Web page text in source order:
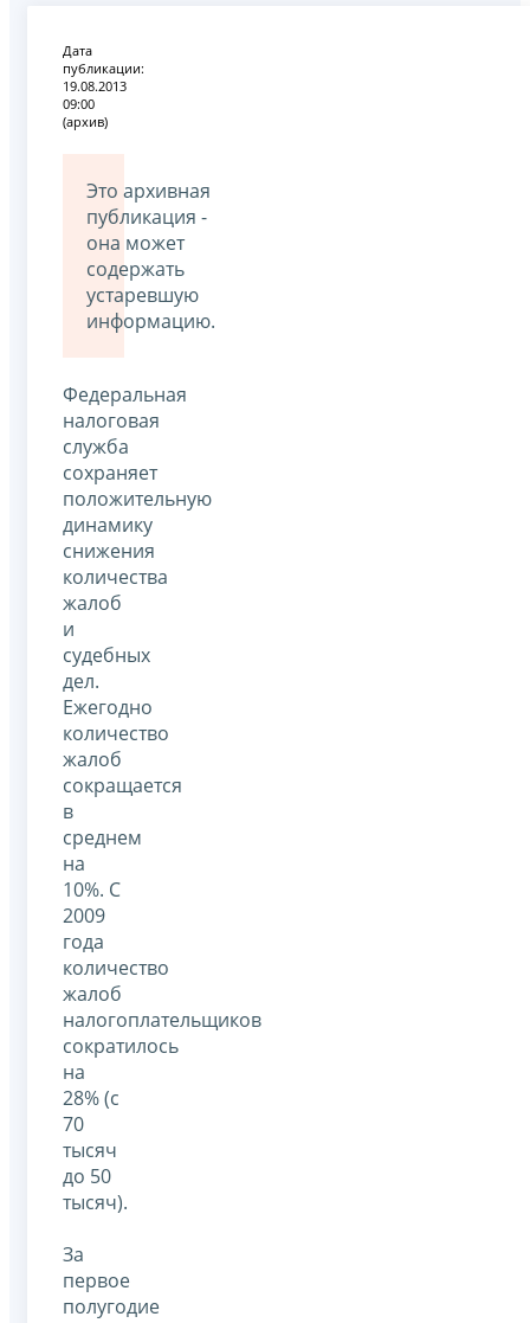
Дата
публикации:
19.08.2013
09:00
(архив)
Это архивная
публикация -
она может
содержать
устаревшую
информацию.
Федеральная
налоговая
служба
сохраняет
положительную
динамику
снижения
количества
жалоб
и
судебных
дел.
Ежегодно
количество
жалоб
сокращается
в
среднем
на
10%. С
2009
года
количество
жалоб
налогоплательщиков
сократилось
на
28% (с
70
тысяч
до 50
тысяч).
За
первое
полугодие